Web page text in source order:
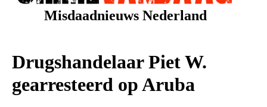
Misdaadnieuws Nederland
Drugshandelaar Piet W.
gearresteerd op Aruba